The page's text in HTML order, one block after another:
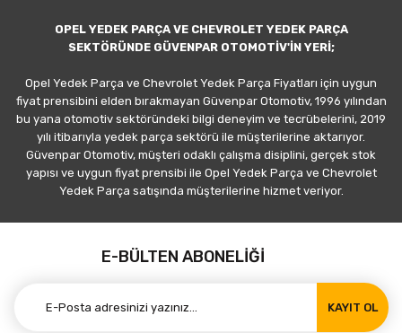
OPEL YEDEK PARÇA VE CHEVROLET YEDEK PARÇA
SEKTÖRÜNDE GÜVENPAR OTOMOTİV'İN YERİ;
Opel Yedek Parça ve Chevrolet Yedek Parça Fiyatları için uygun
fiyat prensibini elden bırakmayan Güvenpar Otomotiv, 1996 yılından
bu yana otomotiv sektöründeki bilgi deneyim ve tecrübelerini, 2019
yılı itibarıyla yedek parça sektörü ile müşterilerine aktarıyor.
Güvenpar Otomotiv, müşteri odaklı çalışma disiplini, gerçek stok
yapısı ve uygun fiyat prensibi ile Opel Yedek Parça ve Chevrolet
Yedek Parça satışında müşterilerine hizmet veriyor.
E-BÜLTEN ABONELİĞİ
KAYIT OL